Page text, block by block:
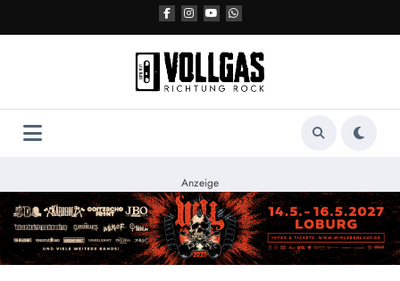
Anzeige